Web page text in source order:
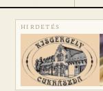
HIRDETÉS